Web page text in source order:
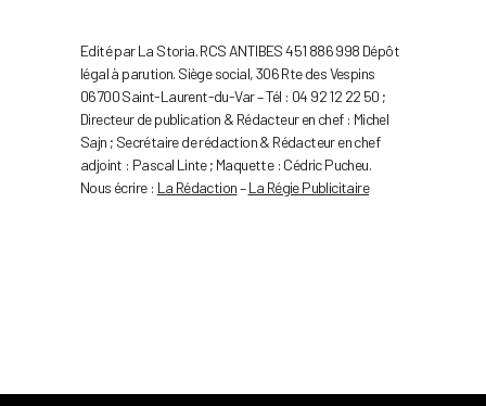
Edité par La Storia. RCS ANTIBES 451 886 998 Dépôt
légal à parution. Siège social, 306 Rte des Vespins
06700 Saint-Laurent-du-Var – Tél : 04 92 12 22 50 ;
Directeur de publication & Rédacteur en chef : Michel
Sajn ; Secrétaire de rédaction & Rédacteur en chef
adjoint : Pascal Linte ; Maquette : Cédric Pucheu.
Nous écrire : La Rédaction–La Régie Publicitaire